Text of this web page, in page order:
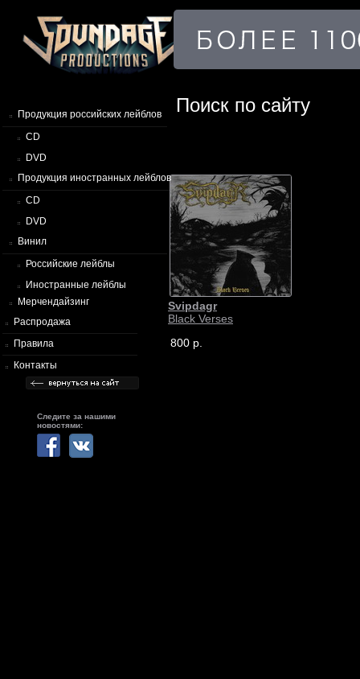
Продукция российских лейблов
CD
DVD
Продукция иностранных лейблов
CD
DVD
Винил
Российские лейблы
Иностранные лейблы
Мерчендайзинг
Распродажа
Правила
Контакты
Следите за нашими
новостями:
Поиск по сайту
Svipdagr
Black Verses
800 р.